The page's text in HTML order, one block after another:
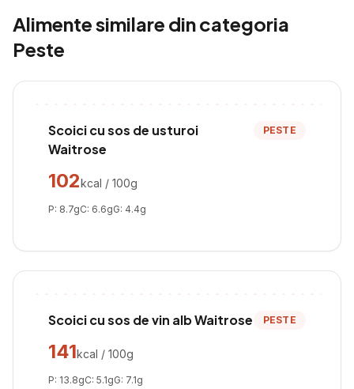
Alimente similare din categoria
Peste
Scoici cu sos de usturoi
Waitrose
PESTE
102kcal / 100g
P: 8.7gC: 6.6gG: 4.4g
Scoici cu sos de vin alb Waitrose PESTE
141kcal / 100g
P: 13.8gC: 5.1gG: 7.1g